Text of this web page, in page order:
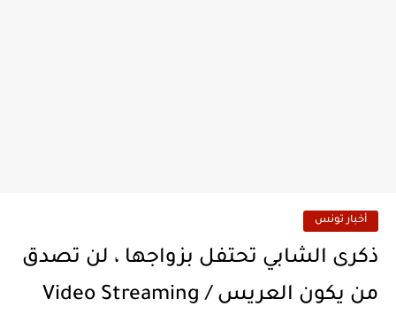
أخبار تونس
ذكرى الشابي تحتفل بزواجها ، لن تصدق
من يكون العريس / Video Streaming